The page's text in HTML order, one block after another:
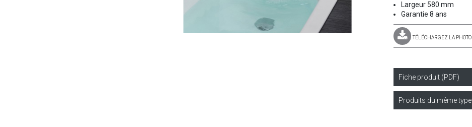
Largeur 580 mm
Garantie 8 ans
TÉLÉCHARGEZ LA PHOTO
Fiche produit (PDF)
Produits du même type